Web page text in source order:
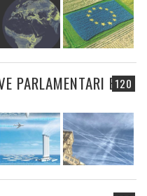
120
PARLAMENTARI E